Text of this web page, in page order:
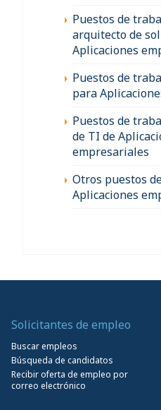
Puestos de
arquitecto de
Aplicaciones
Puestos de
para
Puestos de
de TI de
empresariales
Otros puestos
Aplicaciones
Solicitantes de empleo
Buscar empleos
Búsqueda de candidatos
Recibir oferta de empleo por
correo electrónico